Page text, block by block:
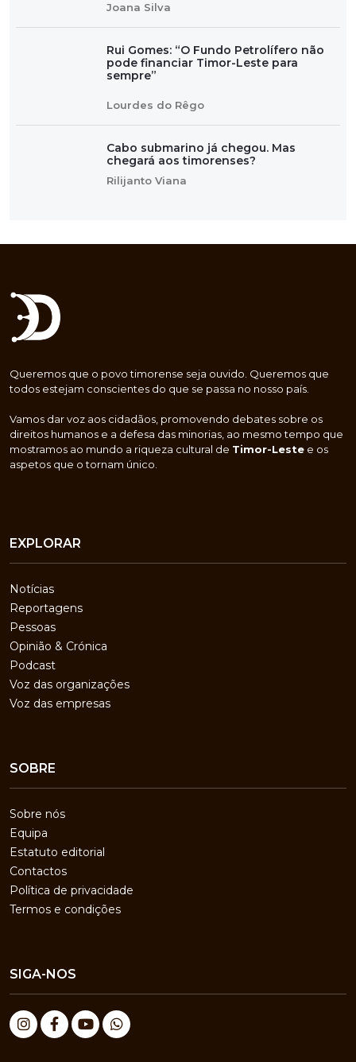
Joana Silva
Rui Gomes: “O Fundo Petrolífero não
pode financiar Timor-Leste para
sempre”
Lourdes do Rêgo
Cabo submarino já chegou. Mas
chegará aos timorenses?
Rilijanto Viana
Queremos que o povo timorense seja ouvido. Queremos que
todos estejam conscientes do que se passa no nosso país.
Vamos dar voz aos cidadãos, promovendo debates sobre os
direitos humanos e a defesa das minorias, ao mesmo tempo que
mostramos ao mundo a riqueza cultural de Timor-Leste e os
aspetos que o tornam único.
EXPLORAR
Notícias
Reportagens
Pessoas
Opinião & Crónica
Podcast
Voz das organizações
Voz das empresas
SOBRE
Sobre nós
Equipa
Estatuto editorial
Contactos
Política de privacidade
Termos e condições
SIGA-NOS